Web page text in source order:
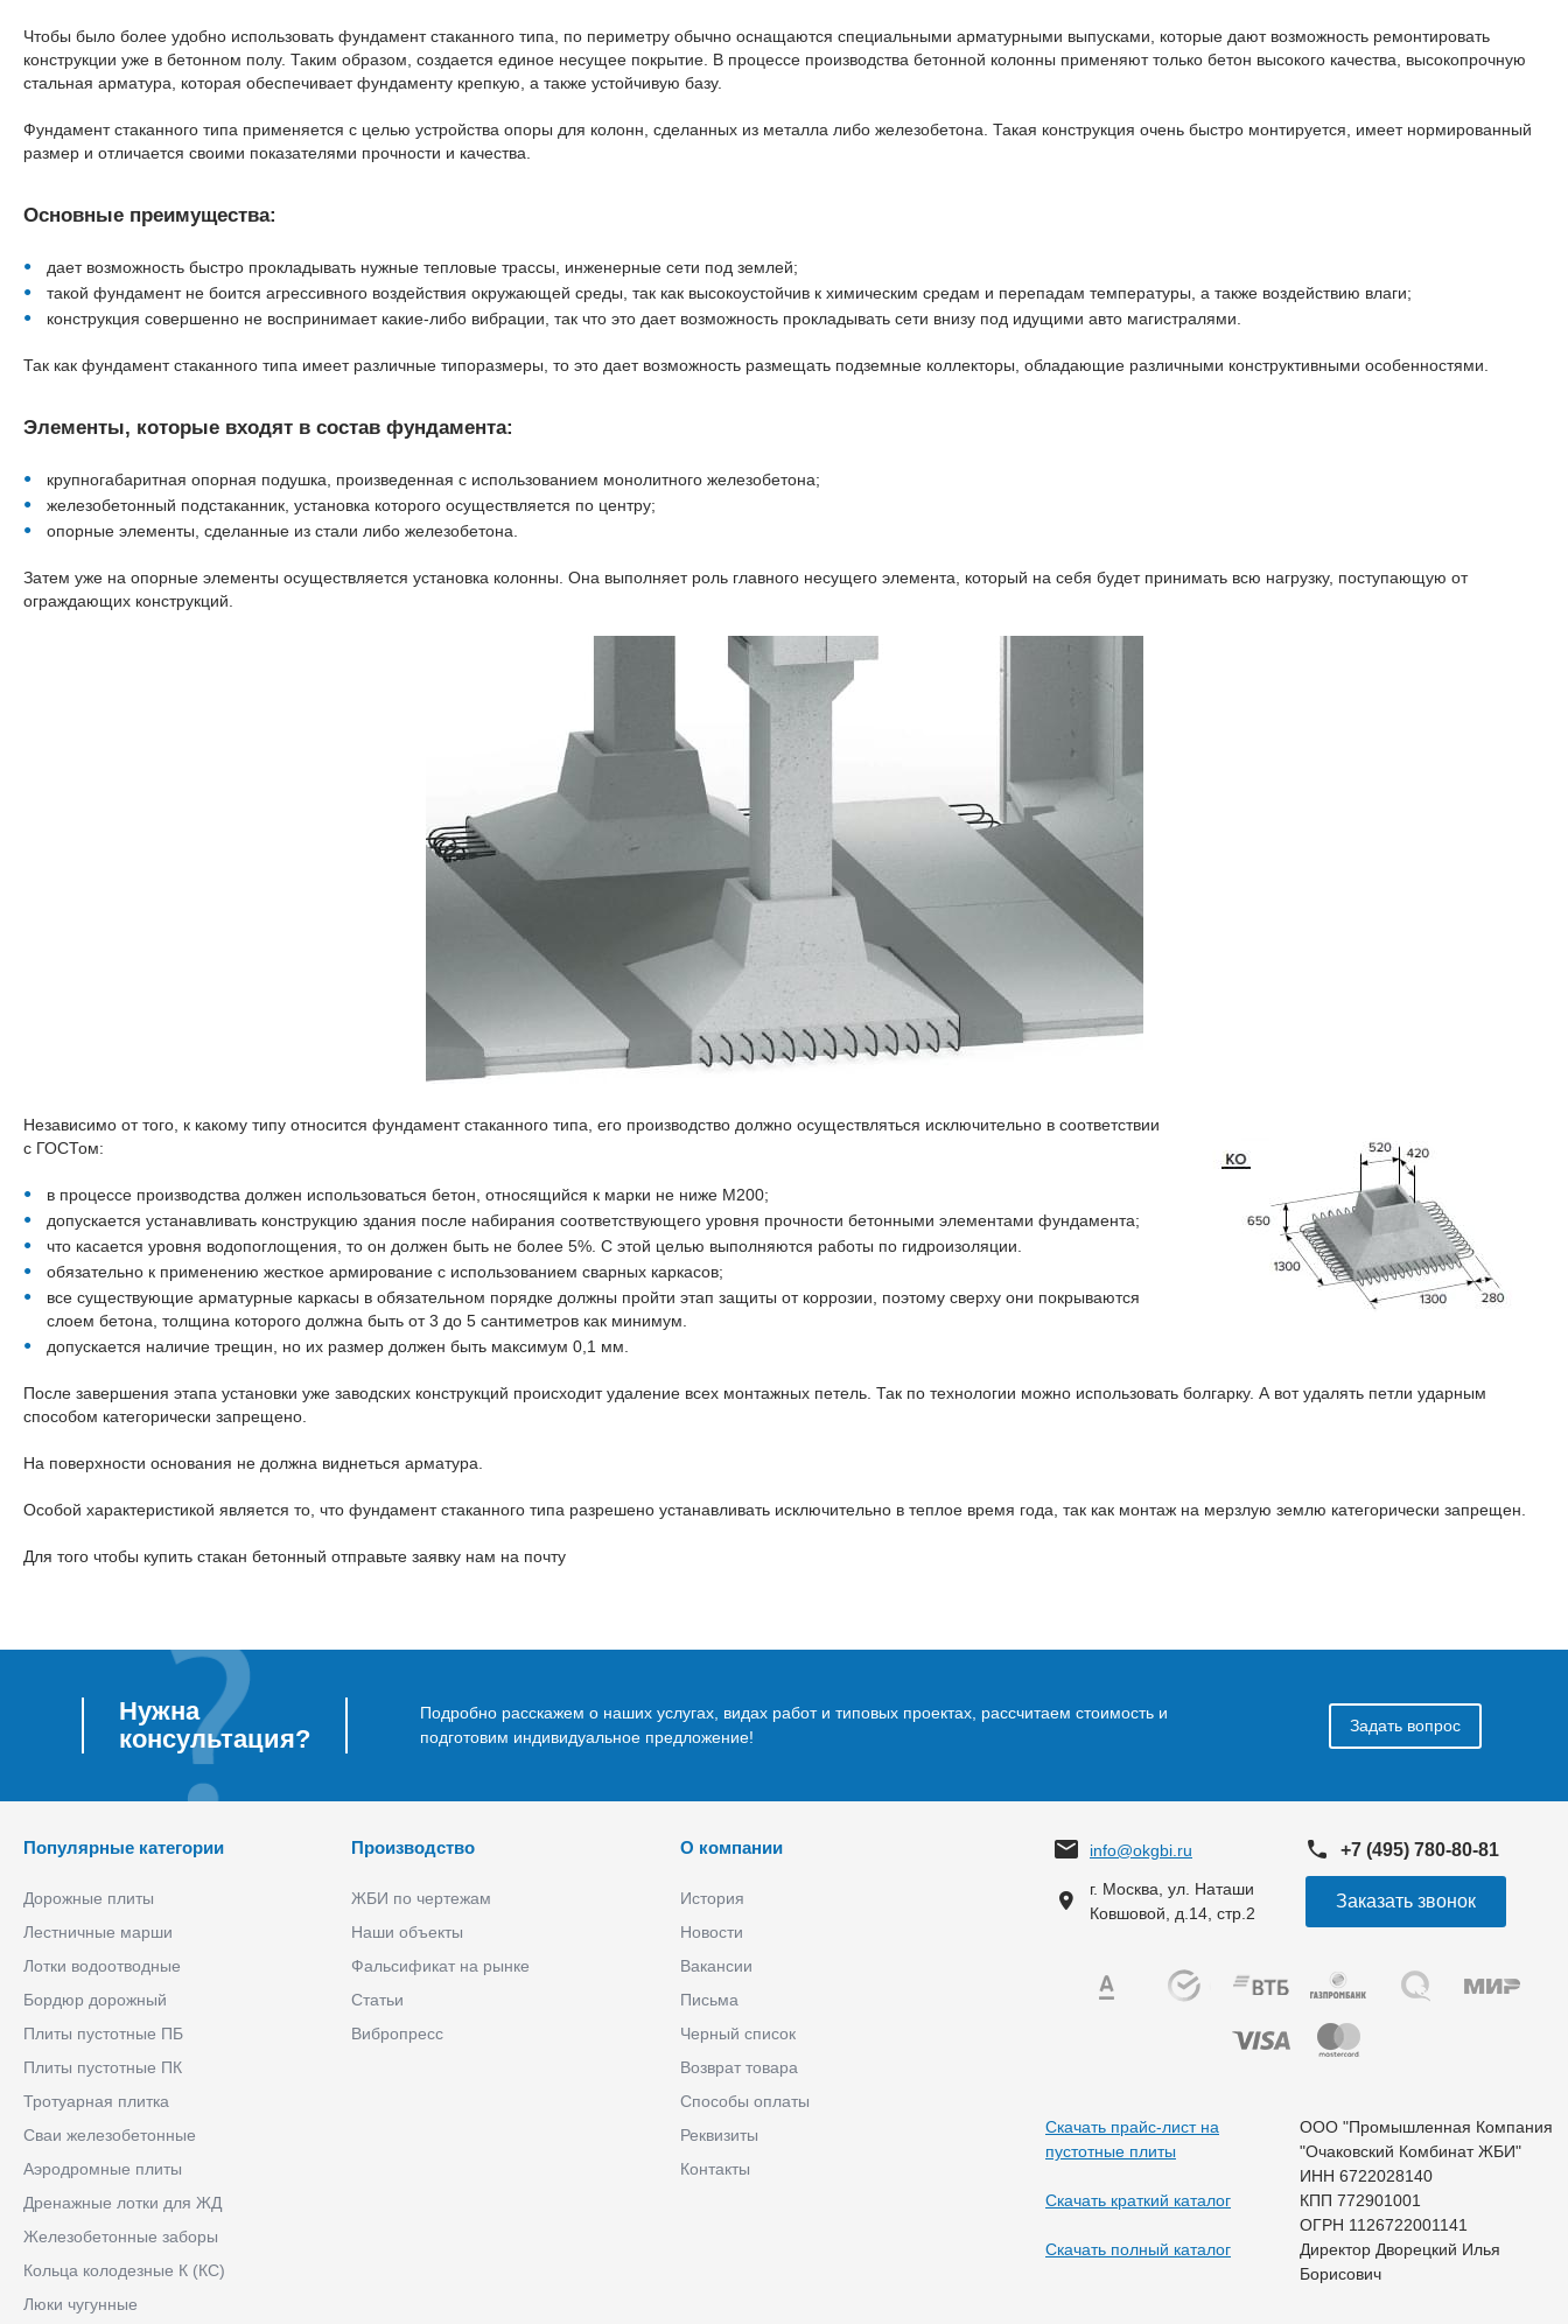
Чтобы было более удобно использовать фундамент стаканного типа, по периметру обычно оснащаются специальными арматурными выпусками, которые дают возможность ремонтировать
конструкции уже в бетонном полу. Таким образом, создается единое несущее покрытие. В процессе производства бетонной колонны применяют только бетон высокого качества, высокопрочную
стальная арматура, которая обеспечивает фундаменту крепкую, а также устойчивую базу.
Фундамент стаканного типа применяется с целью устройства опоры для колонн, сделанных из металла либо железобетона. Такая конструкция очень быстро монтируется, имеет нормированный
размер и отличается своими показателями прочности и качества.
Основные преимущества:
дает возможность быстро прокладывать нужные тепловые трассы, инженерные сети под землей;
такой фундамент не боится агрессивного воздействия окружающей среды, так как высокоустойчив к химическим средам и перепадам температуры, а также воздействию влаги;
конструкция совершенно не воспринимает какие-либо вибрации, так что это дает возможность прокладывать сети внизу под идущими авто магистралями.
Так как фундамент стаканного типа имеет различные типоразмеры, то это дает возможность размещать подземные коллекторы, обладающие различными конструктивными особенностями.
Элементы, которые входят в состав фундамента:
крупногабаритная опорная подушка, произведенная с использованием монолитного железобетона;
железобетонный подстаканник, установка которого осуществляется по центру;
опорные элементы, сделанные из стали либо железобетона.
Затем уже на опорные элементы осуществляется установка колонны. Она выполняет роль главного несущего элемента, который на себя будет принимать всю нагрузку, поступающую от
ограждающих конструкций.
Независимо от того, к какому типу относится фундамент стаканного типа, его производство должно осуществляться исключительно в соответствии
с ГОСТом:
в процессе производства должен использоваться бетон, относящийся к марки не ниже М200;
допускается устанавливать конструкцию здания после набирания соответствующего уровня прочности бетонными элементами фундамента;
что касается уровня водопоглощения, то он должен быть не более 5%. С этой целью выполняются работы по гидроизоляции.
обязательно к применению жесткое армирование с использованием сварных каркасов;
все существующие арматурные каркасы в обязательном порядке должны пройти этап защиты от коррозии, поэтому сверху они покрываются
слоем бетона, толщина которого должна быть от 3 до 5 сантиметров как минимум.
допускается наличие трещин, но их размер должен быть максимум 0,1 мм.
После завершения этапа установки уже заводских конструкций происходит удаление всех монтажных петель. Так по технологии можно использовать болгарку. А вот удалять петли ударным
способом категорически запрещено.
На поверхности основания не должна виднеться арматура.
Особой характеристикой является то, что фундамент стаканного типа разрешено устанавливать исключительно в теплое время года, так как монтаж на мерзлую землю категорически запрещен.
Для того чтобы купить стакан бетонный отправьте заявку нам на почту
Нужна
консультация?
Подробно расскажем о наших услугах, видах работ и типовых проектах, рассчитаем стоимость и
подготовим индивидуальное предложение!
Задать вопрос
Популярные категории
Дорожные плиты
Лестничные марши
Лотки водоотводные
Бордюр дорожный
Плиты пустотные ПБ
Плиты пустотные ПК
Тротуарная плитка
Сваи железобетонные
Аэродромные плиты
Дренажные лотки для ЖД
Железобетонные заборы
Кольца колодезные К (КС)
Люки чугунные
Производство
ЖБИ по чертежам
Наши объекты
Фальсификат на рынке
Статьи
Вибропресс
О компании
История
Новости
Вакансии
Письма
Черный список
Возврат товара
Способы оплаты
Реквизиты
Контакты
info@okgbi.ru +7 (495) 780-80-81
г. Москва, ул. Наташи
Ковшовой, д.14, стр.2
Заказать звонок
Скачать прайс-лист на
пустотные плиты
Скачать краткий каталог
Скачать полный каталог
ООО "Промышленная Компания
"Очаковский Комбинат ЖБИ"
ИНН 6722028140
КПП 772901001
ОГРН 1126722001141
Директор Дворецкий Илья
Борисович